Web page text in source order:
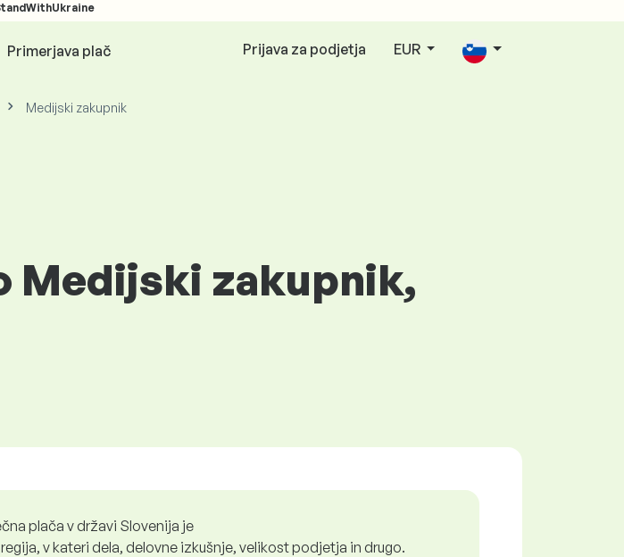
Primerjava plač Prijava za podjetja EUR
Medijski zakupnik
Medijski zakupnik,
plača v državi Slovenija je
v kateri dela, delovne izkušnje, velikost podjetja in drugo.